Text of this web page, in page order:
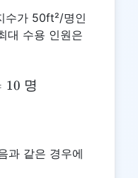
수가 50ft²/명인
대 수용 인원은
= \frac{500}{50} =
10 명
과 같은 경우에